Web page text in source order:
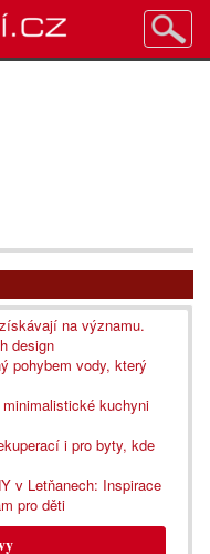
na významu.
design
pohybem vody, který
kuchyni
i pro byty, kde
v Letňanech: Inspirace
pro děti